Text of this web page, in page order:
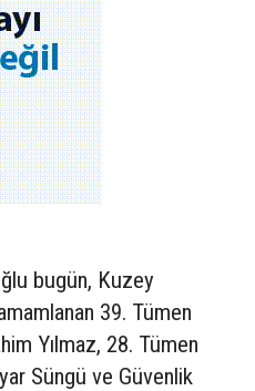
bugün, Kuzey
39. Tümen
Yılmaz, 28. Tümen
Süngü ve Güvenlik